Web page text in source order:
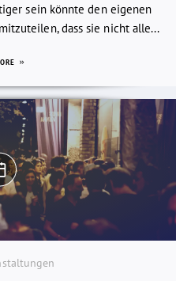
sein könnte den eigenen
dass sie nicht alle...